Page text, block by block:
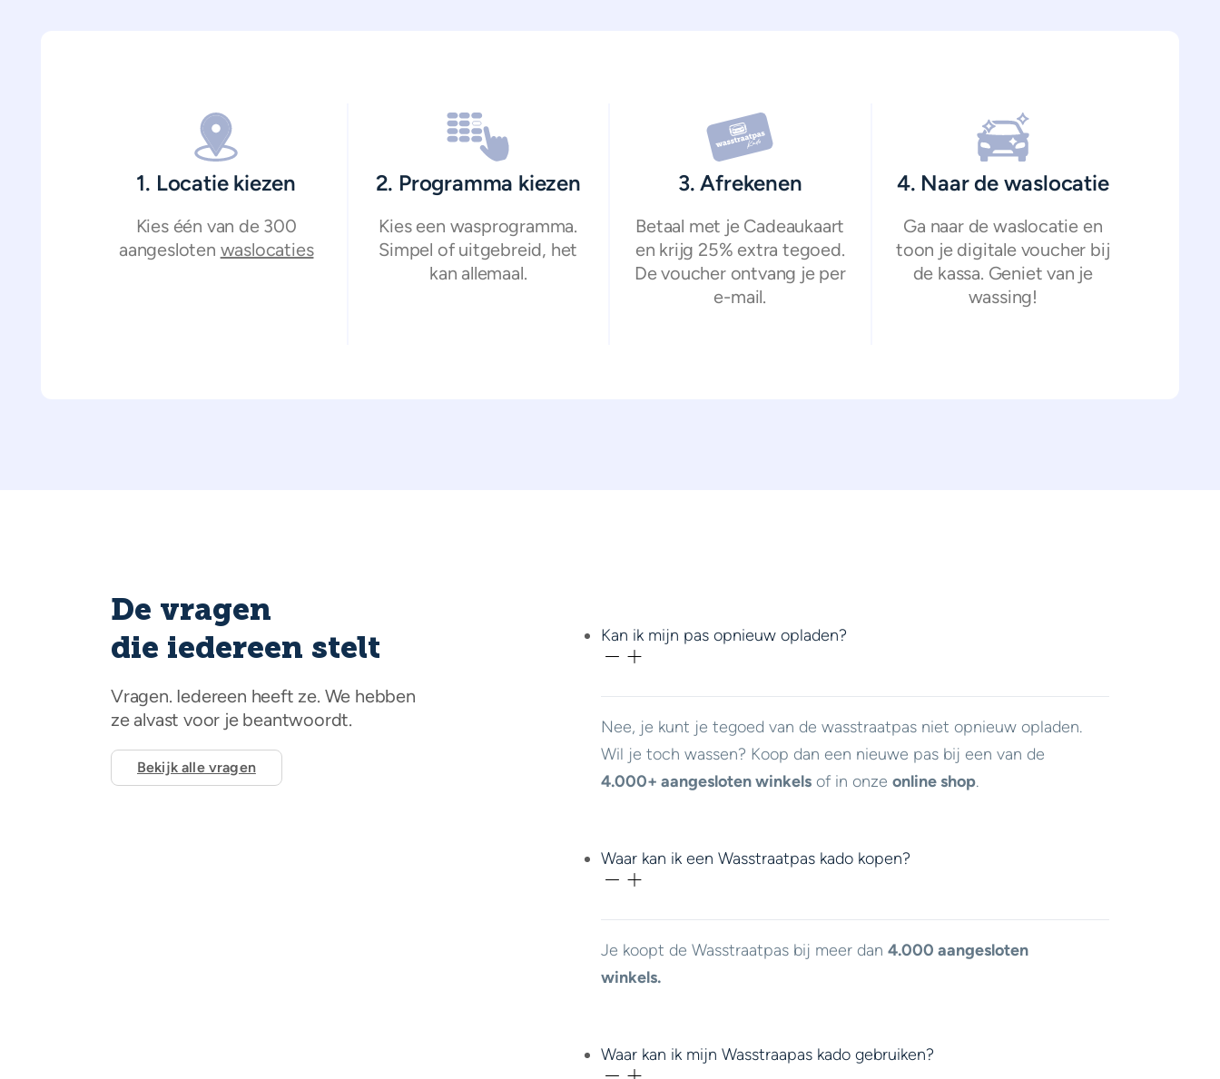
1. Locatie kiezen
Kies één van de 300
aangesloten waslocaties
2. Programma kiezen
Kies een wasprogramma.
Simpel of uitgebreid, het
kan allemaal.
3. Afrekenen
Betaal met je Cadeaukaart
en krijg 25% extra tegoed.
De voucher ontvang je per
e-mail.
4. Naar de waslocatie
Ga naar de waslocatie en
toon je digitale voucher bij
de kassa. Geniet van je
wassing!
De vragen
die iedereen stelt
Vragen. Iedereen heeft ze. We hebben
ze alvast voor je beantwoordt.
Bekijk alle vragen
Kan ik mijn pas opnieuw opladen?
Nee, je kunt je tegoed van de wasstraatpas niet opnieuw opladen.
Wil je toch wassen? Koop dan een nieuwe pas bij een van de
4.000+ aangesloten winkels of in onze online shop.
Waar kan ik een Wasstraatpas kado kopen?
Je koopt de Wasstraatpas bij meer dan 4.000 aangesloten
winkels.
Waar kan ik mijn Wasstraapas kado gebruiken?